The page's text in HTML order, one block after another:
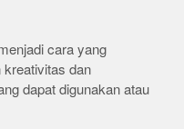
cara yang
dan
dapat digunakan atau